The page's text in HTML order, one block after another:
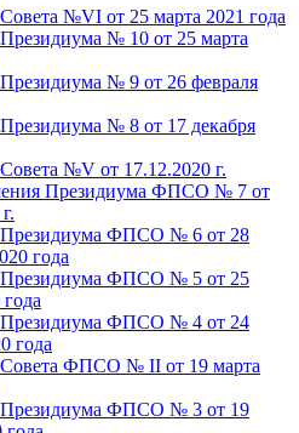
№VI от 25 марта 2021 года
Президиума № 10 от 25 марта
Президиума № 9 от 26 февраля
№ 8 от 17 декабря
№V от 17.12.2020 г.
Президиума ФПСО № 7 от
Президиума ФПСО № 6 от 28
года
Президиума ФПСО № 5 от 25
Президиума ФПСО № 4 от 24
года
Совета ФПСО № II от 19 марта
Президиума ФПСО № 3 от 19